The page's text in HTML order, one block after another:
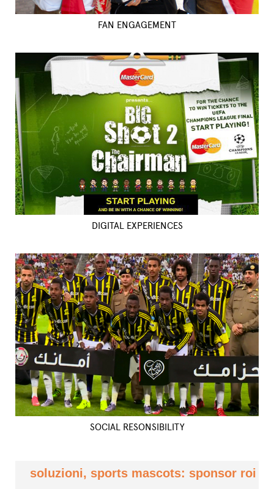
FAN ENGAGEMENT
DIGITAL EXPERIENCES
SOCIAL RESONSIBILITY
soluzioni, sports mascots: sponsor roi